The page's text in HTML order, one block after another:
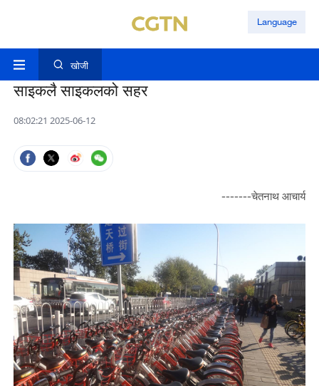
Language
खोजी
साइकलै साइकलको सहर
08:02:21 2025-06-12
-------चेतनाथ आचार्य